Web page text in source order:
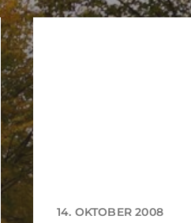
14. OKTOBER 2008